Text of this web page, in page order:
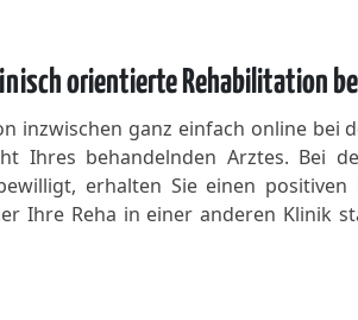
orientierte Rehabilitation
inzwischen ganz einfach online bei
Ihres behandelnden Arztes. Bei
erhalten Sie einen
Ihre Reha in einer anderen Klinik